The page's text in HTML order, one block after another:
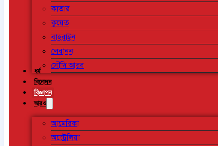
কাতার
কুয়েত
বাহরাইন
লেবানন
সৌদি আরব
ধর্ম
বিনোদন
বিজ্ঞাপন
আরও
আমেরিকা
অস্ট্রেলিয়া